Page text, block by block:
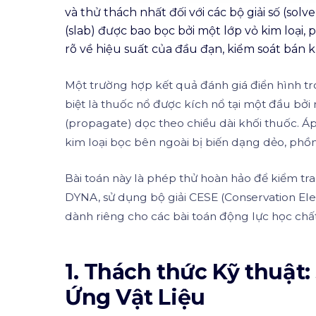
và thử thách nhất đối với các bộ giải số
(slab) được bao bọc bởi một lớp vỏ kim
rõ về hiệu suất của đầu đạn, kiểm soát
Một trường hợp kết quả đánh giá điển hình
biệt là thuốc nổ được kích nổ tại một đầu
(propagate) dọc theo chiều dài khối thuốc.
kim loại bọc bên ngoài bị biến dạng dẻo,
Bài toán này là phép thử hoàn hảo để kiểm
DYNA, sử dụng bộ giải CESE (Conservation
dành riêng cho các bài toán động lực học
1. Thách thức Kỹ
Ứng Vật Liệu